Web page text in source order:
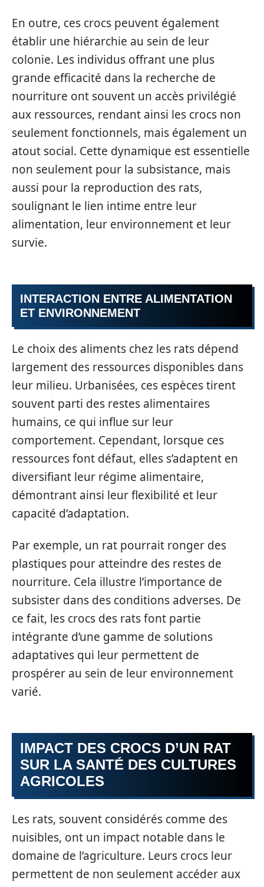
En outre, ces crocs peuvent également
établir une hiérarchie au sein de leur
colonie. Les individus offrant une plus
grande efficacité dans la recherche de
nourriture ont souvent un accès privilégié
aux ressources, rendant ainsi les crocs non
seulement fonctionnels, mais également un
atout social. Cette dynamique est essentielle
non seulement pour la subsistance, mais
aussi pour la reproduction des rats,
soulignant le lien intime entre leur
alimentation, leur environnement et leur
survie.
INTERACTION ENTRE ALIMENTATION
ET ENVIRONNEMENT
Le choix des aliments chez les rats dépend
largement des ressources disponibles dans
leur milieu. Urbanisées, ces espèces tirent
souvent parti des restes alimentaires
humains, ce qui influe sur leur
comportement. Cependant, lorsque ces
ressources font défaut, elles s’adaptent en
diversifiant leur régime alimentaire,
démontrant ainsi leur flexibilité et leur
capacité d’adaptation.
Par exemple, un rat pourrait ronger des
plastiques pour atteindre des restes de
nourriture. Cela illustre l’importance de
subsister dans des conditions adverses. De
ce fait, les crocs des rats font partie
intégrante d’une gamme de solutions
adaptatives qui leur permettent de
prospérer au sein de leur environnement
varié.
IMPACT DES CROCS D’UN RAT
SUR LA SANTÉ DES CULTURES
AGRICOLES
Les rats, souvent considérés comme des
nuisibles, ont un impact notable dans le
domaine de l’agriculture. Leurs crocs leur
permettent de non seulement accéder aux